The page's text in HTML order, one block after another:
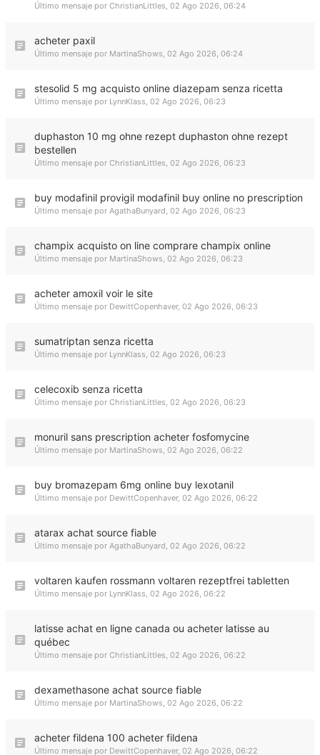
Último mensaje por ChristianLittles, 02 Ago 2026, 06:24
acheter paxil
Último mensaje por MartinaShows, 02 Ago 2026, 06:24
stesolid 5 mg acquisto online diazepam senza ricetta
Último mensaje por LynnKlass, 02 Ago 2026, 06:23
duphaston 10 mg ohne rezept duphaston ohne rezept
bestellen
Último mensaje por ChristianLittles, 02 Ago 2026, 06:23
buy modafinil provigil modafinil buy online no prescription
Último mensaje por AgathaBunyard, 02 Ago 2026, 06:23
champix acquisto on line comprare champix online
Último mensaje por MartinaShows, 02 Ago 2026, 06:23
acheter amoxil voir le site
Último mensaje por DewittCopenhaver, 02 Ago 2026, 06:23
sumatriptan senza ricetta
Último mensaje por LynnKlass, 02 Ago 2026, 06:23
celecoxib senza ricetta
Último mensaje por ChristianLittles, 02 Ago 2026, 06:23
monuril sans prescription acheter fosfomycine
Último mensaje por MartinaShows, 02 Ago 2026, 06:22
buy bromazepam 6mg online buy lexotanil
Último mensaje por DewittCopenhaver, 02 Ago 2026, 06:22
atarax achat source fiable
Último mensaje por AgathaBunyard, 02 Ago 2026, 06:22
voltaren kaufen rossmann voltaren rezeptfrei tabletten
Último mensaje por LynnKlass, 02 Ago 2026, 06:22
latisse achat en ligne canada ou acheter latisse au
québec
Último mensaje por ChristianLittles, 02 Ago 2026, 06:22
dexamethasone achat source fiable
Último mensaje por MartinaShows, 02 Ago 2026, 06:22
acheter fildena 100 acheter fildena
Último mensaje por DewittCopenhaver, 02 Ago 2026, 06:22